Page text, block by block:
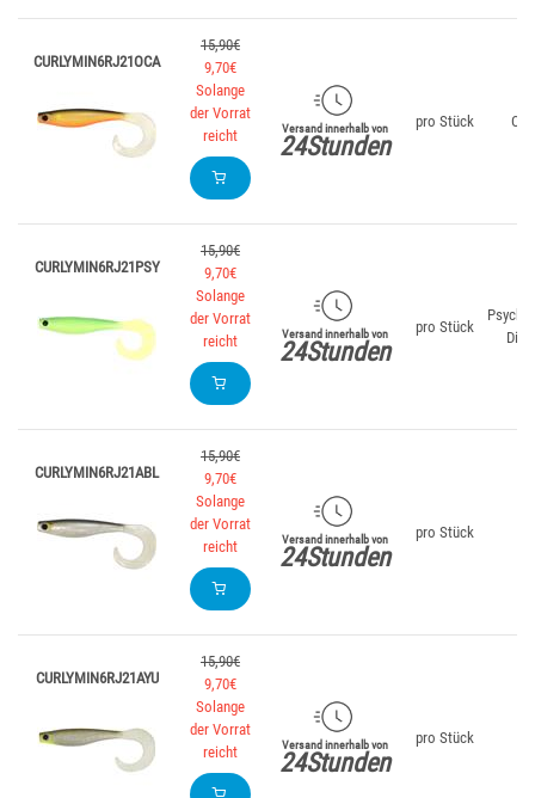
CURLYMIN6RJ21OCA
15,90€
9,70€
Solange
der Vorrat
reicht
Versand innerhalb von
24Stunden
pro Stück
CURLYMIN6RJ21PSY
15,90€
9,70€
Solange
der Vorrat
reicht
Versand innerhalb von
24Stunden
pro Stück
CURLYMIN6RJ21ABL
15,90€
9,70€
Solange
der Vorrat
reicht
Versand innerhalb von
24Stunden
pro Stück
CURLYMIN6RJ21AYU
15,90€
9,70€
Solange
der Vorrat
reicht
Versand innerhalb von
24Stunden
pro Stück